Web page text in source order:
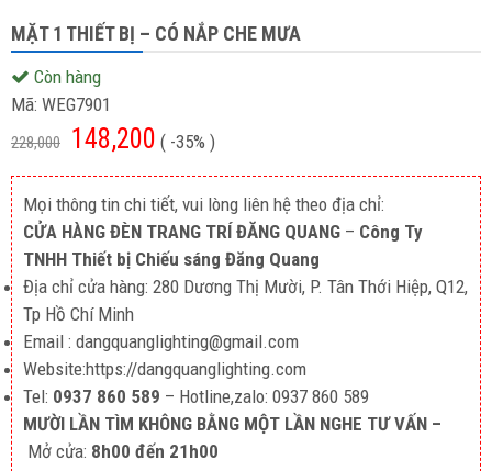
MẶT 1 THIẾT BỊ – CÓ NẮP CHE MƯA
Còn hàng
Mã: WEG7901
228,000 148,200 ( -35% )
Mọi thông tin chi tiết, vui lòng liên hệ theo địa chỉ:
CỬA HÀNG ĐÈN TRANG TRÍ ĐĂNG QUANG – Công Ty
TNHH Thiết bị Chiếu sáng Đăng Quang
Địa chỉ cửa hàng: 280 Dương Thị Mười, P. Tân Thới Hiệp, Q12,
Tp Hồ Chí Minh
Email : dangquanglighting@gmail.com
Website:https://dangquanglighting.com
Tel: 0937 860 589 – Hotline,zalo: 0937 860 589
MƯỜI LẦN TÌM KHÔNG BẰNG MỘT LẦN NGHE TƯ VẤN –
Mở cửa: 8h00 đến 21h00